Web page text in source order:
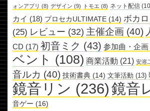
ォンアプリ (8) デザイン (9) トモエ (8) ネット配信
カイ (18) プロセカULTIMATE (14) ボカロ
(25) レビュー (32) 主催企画 (40)
CD (17) 初音ミク (43) 参加曲・企画
ベント (108) 商業活動 (21) 安溶
音ルカ (40) 技術書典 (14) 文筆活動 (13)
鏡音リン (236)鏡音
音ゲー (16)